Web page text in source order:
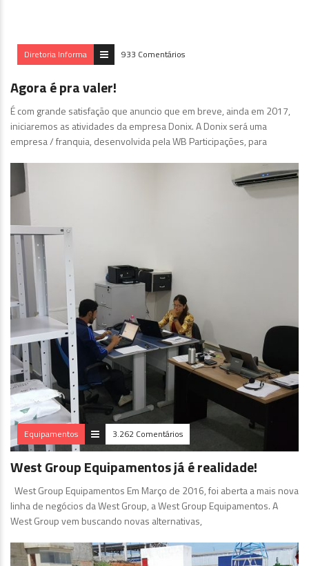
Diretoria Informa 933 Comentários
Agora é pra valer!
É com grande satisfação que anuncio que em breve, ainda em 2017,
iniciaremos as atividades da empresa Donix. A Donix será uma
empresa / franquia, desenvolvida pela WB Participações, para
Equipamentos 3.262 Comentários
West Group Equipamentos já é realidade!
West Group Equipamentos Em Março de 2016, foi aberta a mais nova
linha de negócios da West Group, a West Group Equipamentos. A
West Group vem buscando novas alternativas,